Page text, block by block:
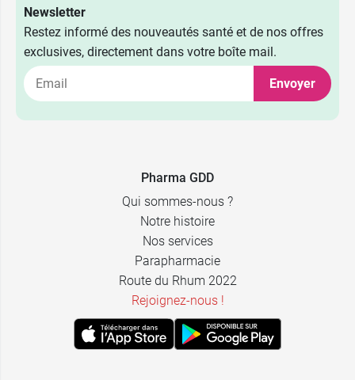
Newsletter
Restez informé des nouveautés santé et de nos offres
exclusives, directement dans votre boîte mail.
Envoyer
Pharma GDD
Qui sommes-nous ?
Notre histoire
Nos services
Parapharmacie
Route du Rhum 2022
Rejoignez-nous !